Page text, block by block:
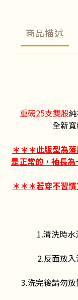
商品描述
重磅25支雙股
全新
＊＊＊此版型為
是正常的，袖長
＊＊＊若穿不習
1.清洗時
2.反面放
3.洗完後請勿